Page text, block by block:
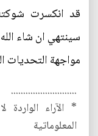
قد انكسرت
سينتهي ان شاء
مواجهة التحديات
...........................
* الآراء
المعلوماتية